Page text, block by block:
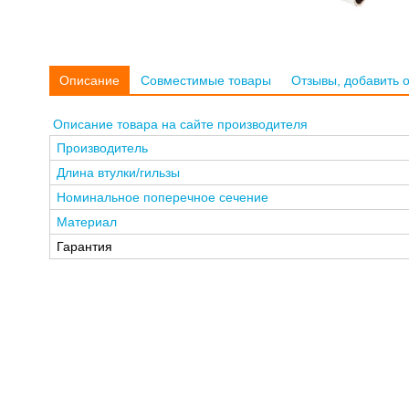
Описание Совместимые товары Отзывы, добавить
Описание товара на сайте производителя
Производитель
Длина втулки/гильзы
Номинальное поперечное сечение
Материал
Гарантия